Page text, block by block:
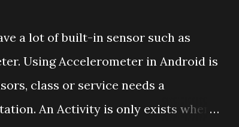
a lot of built-in sensor such as
Using Accelerometer in Android is
class or service needs a
An Activity is only exists when